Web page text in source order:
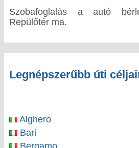
Szobafoglalás a autó
Repülőtér ma.
Legnépszerűbb úti
Alghero
Bari
Bergamo